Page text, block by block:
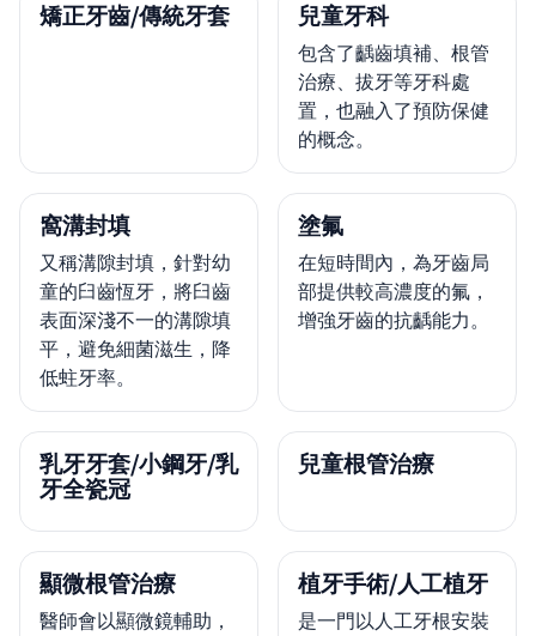
矯正牙齒/傳統牙套 兒童牙科
包含了齲齒填補、根管
治療、拔牙等牙科處
置，也融入了預防保健
的概念。
窩溝封填
又稱溝隙封填，針對幼
童的臼齒恆牙，將臼齒
表面深淺不一的溝隙填
平，避免細菌滋生，降
低蛀牙率。
塗氟
在短時間內，為牙齒局
部提供較高濃度的氟，
增強牙齒的抗齲能力。
乳牙牙套/小鋼牙/乳
牙全瓷冠
兒童根管治療
顯微根管治療
醫師會以顯微鏡輔助，
植牙手術/人工植牙
是一門以人工牙根安裝